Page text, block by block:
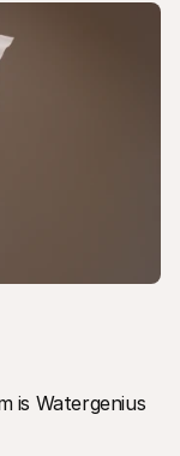
is Watergenius